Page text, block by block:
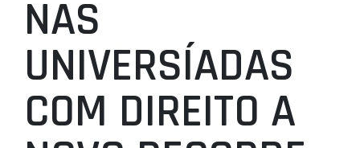
AGENDA
SELEÇÕES
MINIBASQUETE
ÁREA TÉCNICA
PROJETOS
NAS
UNIVERSÍADAS
COM DIREITO A